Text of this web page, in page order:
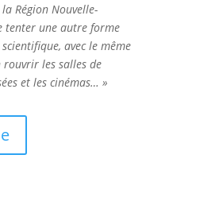
Région Nouvelle-
tenter une autre forme
avec le même
les salles de
et les cinémas… »